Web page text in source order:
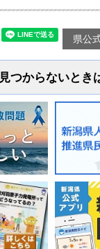
県公
見つからないとき